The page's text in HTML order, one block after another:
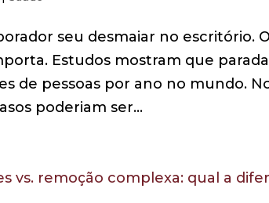
seu desmaiar no escritório.
Estudos mostram que
de pessoas por ano no mundo.
poderiam ser...